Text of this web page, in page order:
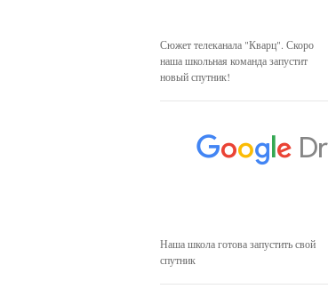
Сюжет телеканала "Кварц". Скоро
наша школьная команда запустит
новый спутник!
Наша школа готова запустить свой
спутник